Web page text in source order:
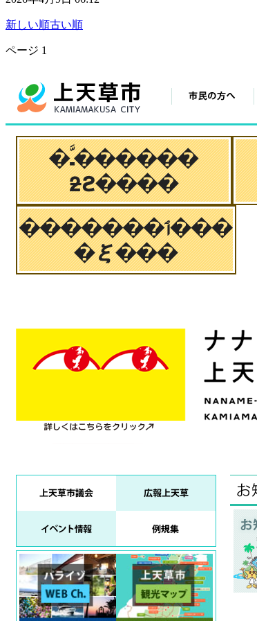
新しい順古い順
ページ 1